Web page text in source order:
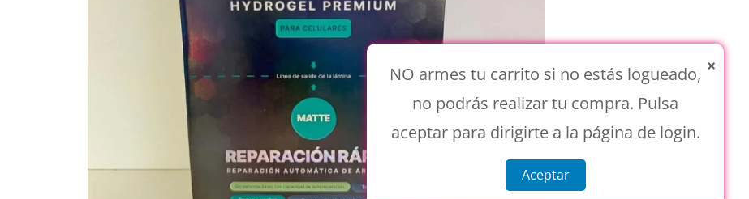
×
NO armes tu carrito si no estás logueado,
no podrás realizar tu compra. Pulsa
aceptar para dirigirte a la página de login.
Aceptar